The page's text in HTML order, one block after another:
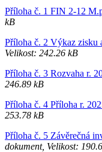
Příloha č. 1 FIN 2-12
kB
Příloha č. 2 Výkaz zisku
Velikost: 242.26 kB
Příloha č. 3 Rozvaha r.
246.89 kB
Příloha č. 4 Příloha r.
253.78 kB
Příloha č. 5 Závěrečná
dokument, Velikost: